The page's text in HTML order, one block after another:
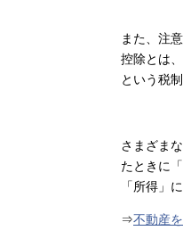
また、注
控除とは
という税
さまざま
たときに
「所得」
⇒不動産